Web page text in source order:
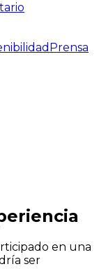
Prensa
en una
ser